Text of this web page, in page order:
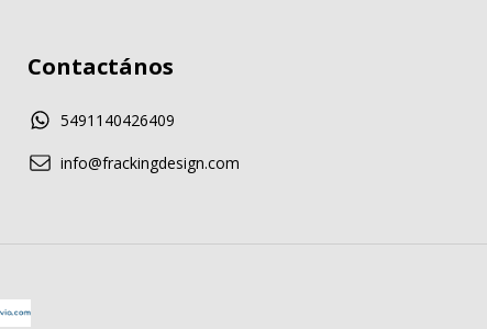
Contactános
5491140426409
info@frackingdesign.com